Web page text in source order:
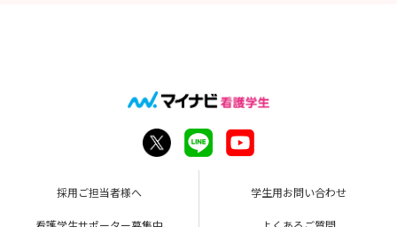
採用ご担当者様へ 学生用お問い合わせ